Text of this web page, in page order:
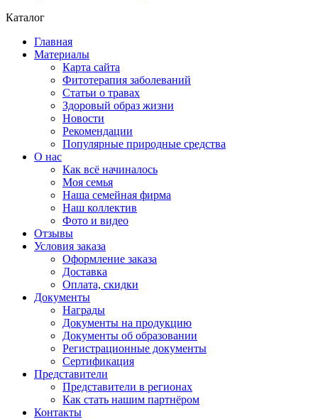
Каталог
Главная
Материалы
Карта сайта
Фитотерапия заболеваний
Статьи о травах
Здоровый образ жизни
Новости
Рекомендации
Популярные природные средства
О нас
Как всё начиналось
Моя семья
Наша семейная фирма
Наш коллектив
Фото и видео
Отзывы
Условия заказа
Оформление заказа
Доставка
Оплата, скидки
Документы
Награды
Документы на продукцию
Документы об образовании
Регистрационные документы
Сертификация
Представители
Представители в регионах
Как стать нашим партнёром
Контакты